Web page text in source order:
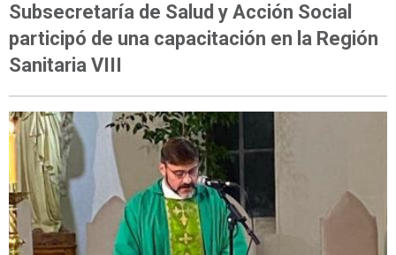
Subsecretaría de Salud y Acción Social
participó de una capacitación en la Región
Sanitaria VIII